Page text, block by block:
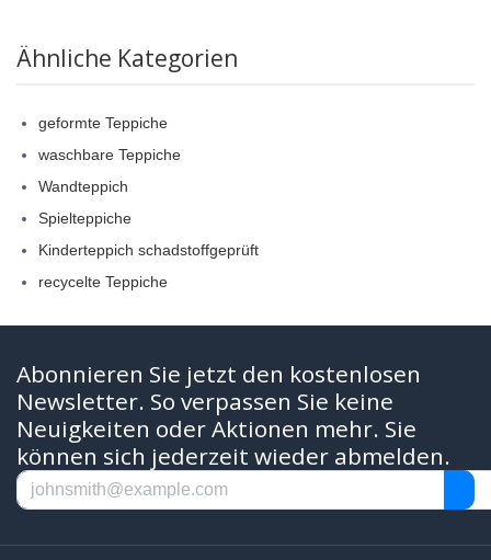
Ähnliche Kategorien
geformte Teppiche
waschbare Teppiche
Wandteppich
Spielteppiche
Kinderteppich schadstoffgeprüft
recycelte Teppiche
Abonnieren Sie jetzt den kostenlosen
Newsletter. So verpassen Sie keine
Neuigkeiten oder Aktionen mehr. Sie
können sich jederzeit wieder abmelden.